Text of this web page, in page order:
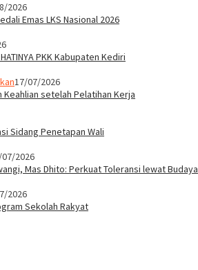
2026
Emas LKS Nasional 2026
PKK Kabupaten Kediri
17/07/2026
setelah Pelatihan Kerja
Sidang Penetapan Wali
2026
Mas Dhito: Perkuat Toleransi lewat Budaya
2026
Sekolah Rakyat